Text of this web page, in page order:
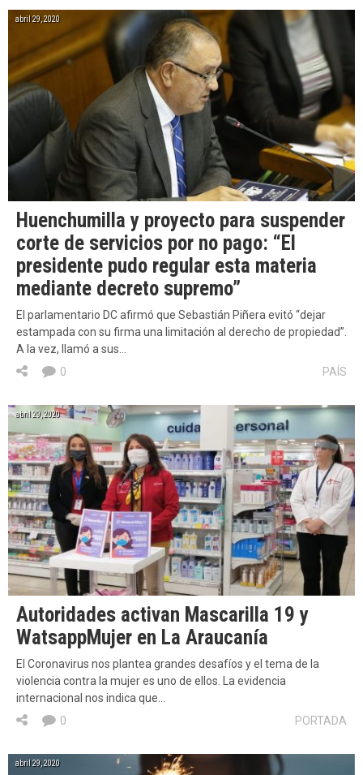
abril 29, 2020
Huenchumilla y proyecto para suspender
corte de servicios por no pago: “El
presidente pudo regular esta materia
mediante decreto supremo”
El parlamentario DC afirmó que Sebastián Piñera evitó “dejar
estampada con su firma una limitación al derecho de propiedad”.
A la vez, llamó a sus…
PAÍS
0
abril 29, 2020
Autoridades activan Mascarilla 19 y
WatsappMujer en La Araucanía
El Coronavirus nos plantea grandes desafíos y el tema de la
violencia contra la mujer es uno de ellos. La evidencia
internacional nos indica que…
PORTADA
0
abril 29, 2020